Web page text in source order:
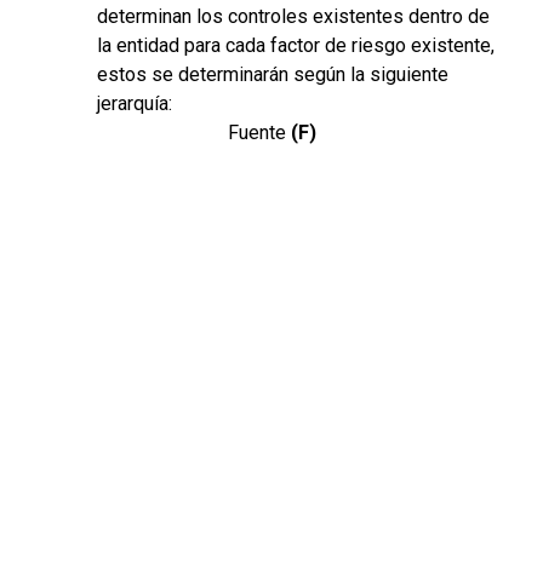
determinan los controles existentes dentro de
la entidad para cada factor de riesgo existente,
estos se determinarán según la siguiente
jerarquía:
Fuente (F)